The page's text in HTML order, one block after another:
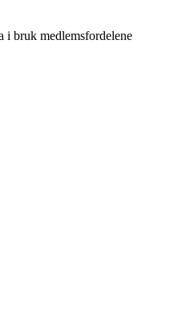
i bruk medlemsfordelene